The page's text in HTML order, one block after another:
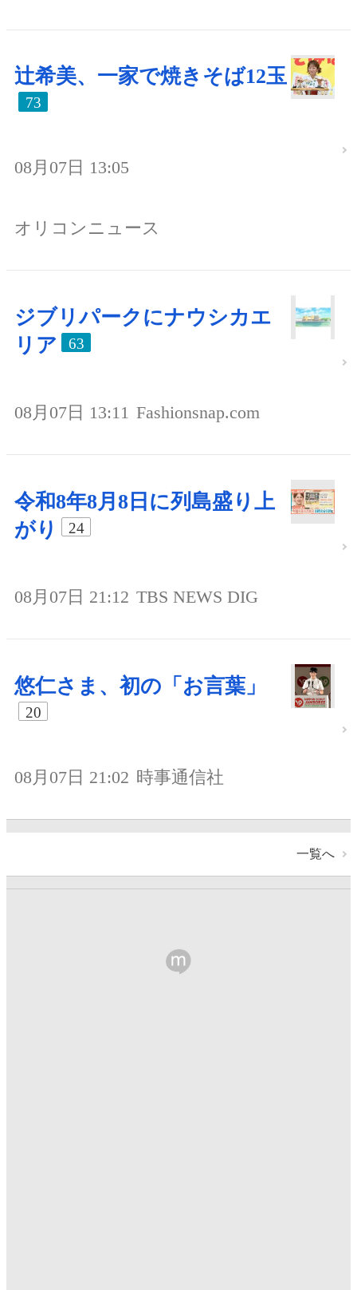
辻希美、一家で焼きそば12玉
73
08月07日 13:05
オリコンニュース
ジブリパークにナウシカエ
リア
63
08月07日 13:11 Fashionsnap.com
令和8年8月8日に列島盛り上
がり
24
08月07日 21:12 TBS NEWS DIG
悠仁さま、初の「お言葉」
20
08月07日 21:02 時事通信社
一覧へ